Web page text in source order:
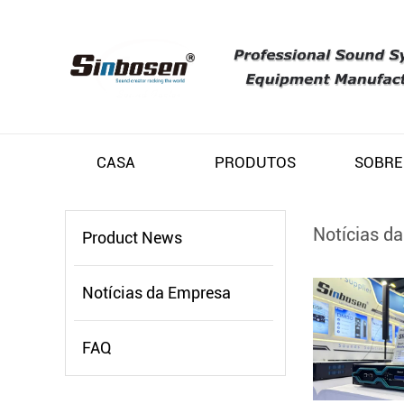
CASA PRODUTOS
Product News
Notícias da Empresa
FAQ
Notícias